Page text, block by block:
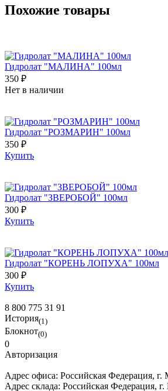
Похожие товары
Гидролат "МАЛИНА" 100мл
350 ₽
Нет в наличии
Гидролат "РОЗМАРИН" 100мл
350 ₽
Купить
Гидролат "ЗВЕРОБОЙ" 100мл
300 ₽
Купить
Гидролат "КОРЕНЬ ЛОПУХА" 100мл
300 ₽
Купить
8 800 775 31 91
История(1)
Блокнот(0)
0
Авторизация
Адрес офиса: Российская Федерация,
Адрес склада: Российская Федерация,